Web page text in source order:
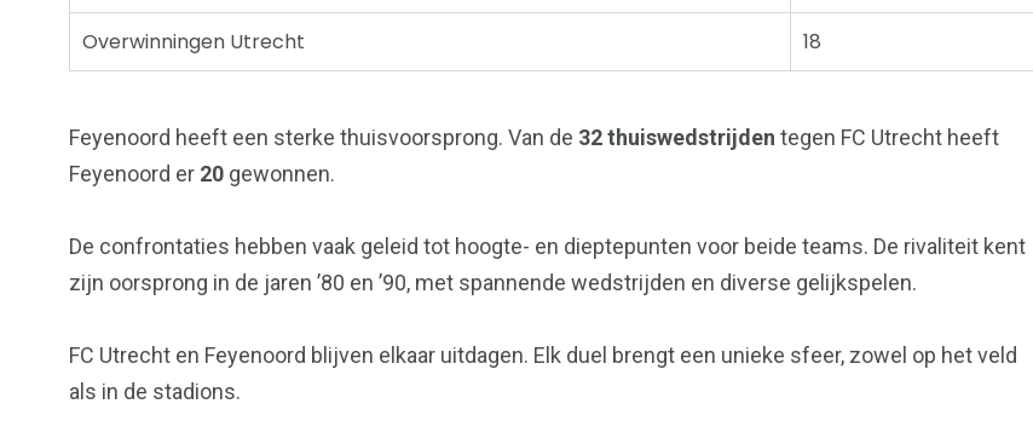
Overwinningen Utrecht 18
Feyenoord heeft een sterke thuisvoorsprong. Van de 32 thuiswedstrijden tegen FC Utrecht heeft
Feyenoord er 20 gewonnen.
De confrontaties hebben vaak geleid tot hoogte- en dieptepunten voor beide teams. De rivaliteit kent
zijn oorsprong in de jaren ’80 en ’90, met spannende wedstrijden en diverse gelijkspelen.
FC Utrecht en Feyenoord blijven elkaar uitdagen. Elk duel brengt een unieke sfeer, zowel op het veld
als in de stadions.